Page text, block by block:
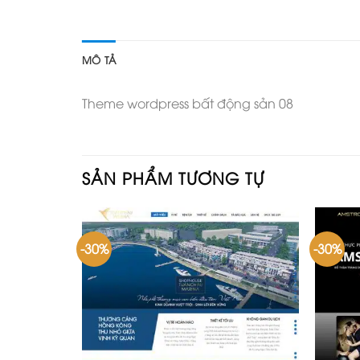
MÔ TẢ
Theme wordpress bất động sản 08
SẢN PHẨM TƯƠNG TỰ
-30% -30%